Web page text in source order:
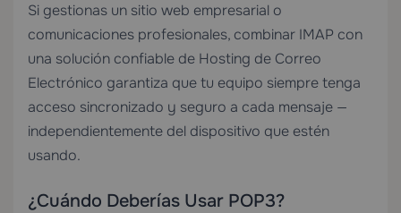
Si gestionas un sitio web empresarial o
comunicaciones profesionales, combinar IMAP con
una solución confiable de Hosting de Correo
Electrónico garantiza que tu equipo siempre tenga
acceso sincronizado y seguro a cada mensaje —
independientemente del dispositivo que estén
usando.
¿Cuándo Deberías Usar POP3?